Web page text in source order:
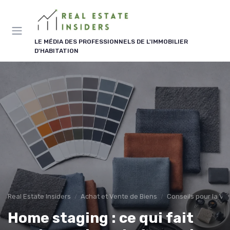
LE MÉDIA DES PROFESSIONNELS DE L'IMMOBILIER
D'HABITATION
Real Estate Insiders Achat et Vente de Biens Conseils pour la
Home staging : ce qui fait